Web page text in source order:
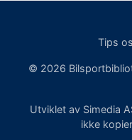
Tips
© 2026
Utviklet av Simedia
ikke